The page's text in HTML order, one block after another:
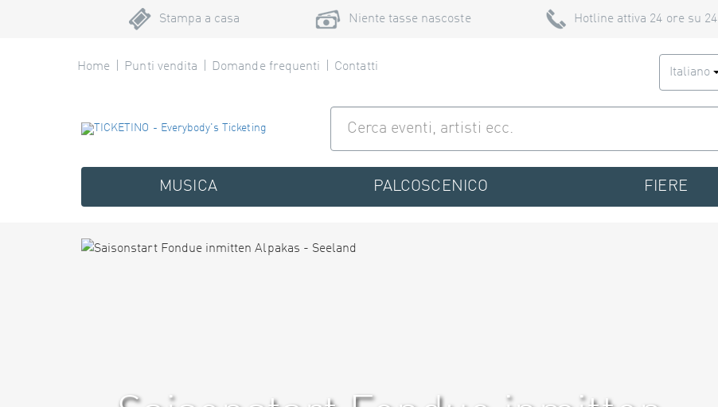
Stampa a casa Niente tasse nascoste Hotline attiva 24 ore su 24
Home Punti vendita Domande frequenti Contatti Italiano
MUSICA PALCOSCENICO FIERE